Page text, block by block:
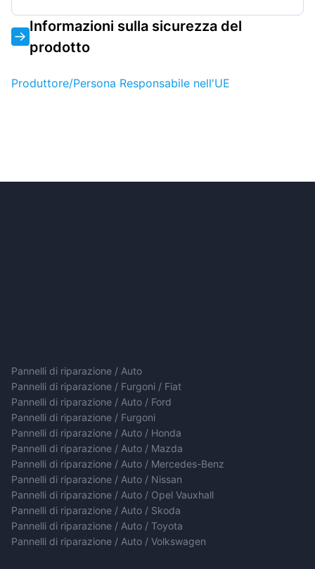
Informazioni sulla sicurezza del
prodotto
Produttore/Persona Responsabile nell'UE
Pannelli di riparazione / Auto
Pannelli di riparazione / Furgoni / Fiat
Pannelli di riparazione / Auto / Ford
Pannelli di riparazione / Furgoni
Pannelli di riparazione / Auto / Honda
Pannelli di riparazione / Auto / Mazda
Pannelli di riparazione / Auto / Mercedes-Benz
Pannelli di riparazione / Auto / Nissan
Pannelli di riparazione / Auto / Opel Vauxhall
Pannelli di riparazione / Auto / Skoda
Pannelli di riparazione / Auto / Toyota
Pannelli di riparazione / Auto / Volkswagen